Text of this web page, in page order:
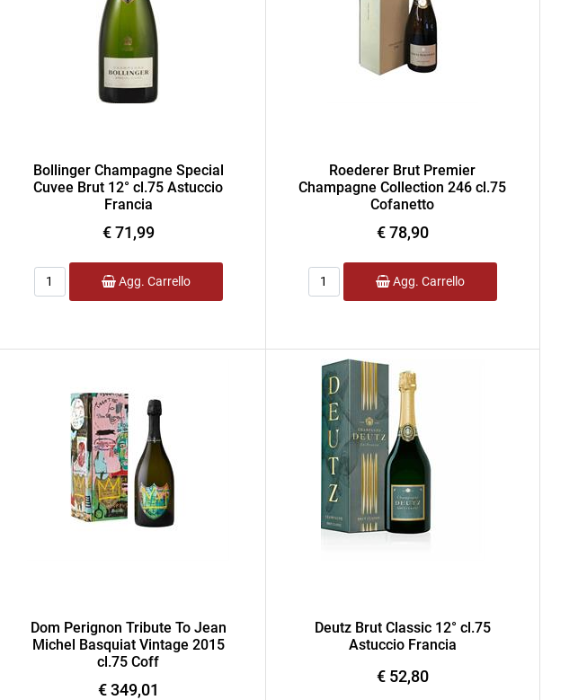
Bollinger Champagne Special
Cuvee Brut 12° cl.75 Astuccio
Francia
€ 71,99
Quantità
Agg. Carrello
Roederer Brut Premier
Champagne Collection 246 cl.75
Cofanetto
€ 78,90
Quantità
Agg. Carrello
Dom Perignon Tribute To Jean
Michel Basquiat Vintage 2015
cl.75 Coff
€ 349,01
Deutz Brut Classic 12° cl.75
Astuccio Francia
€ 52,80